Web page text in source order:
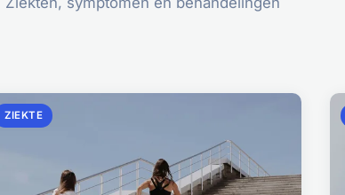
ZIEKTE